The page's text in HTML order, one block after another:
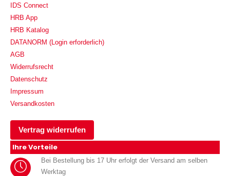
IDS Connect
HRB App
HRB Katalog
DATANORM (Login erforderlich)
AGB
Widerrufsrecht
Datenschutz
Impressum
Versandkosten
Vertrag widerrufen
Ihre Vorteile
Bei Bestellung bis 17 Uhr erfolgt der Versand am selben
Werktag